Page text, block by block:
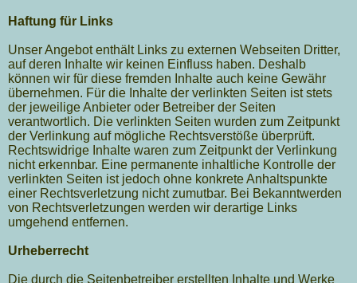
Haftung für Links
Unser Angebot enthält Links zu externen Webseiten Dritter,
auf deren Inhalte wir keinen Einfluss haben. Deshalb
können wir für diese fremden Inhalte auch keine Gewähr
übernehmen. Für die Inhalte der verlinkten Seiten ist stets
der jeweilige Anbieter oder Betreiber der Seiten
verantwortlich. Die verlinkten Seiten wurden zum Zeitpunkt
der Verlinkung auf mögliche Rechtsverstöße überprüft.
Rechtswidrige Inhalte waren zum Zeitpunkt der Verlinkung
nicht erkennbar. Eine permanente inhaltliche Kontrolle der
verlinkten Seiten ist jedoch ohne konkrete Anhaltspunkte
einer Rechtsverletzung nicht zumutbar. Bei Bekanntwerden
von Rechtsverletzungen werden wir derartige Links
umgehend entfernen.
Urheberrecht
Die durch die Seitenbetreiber erstellten Inhalte und Werke